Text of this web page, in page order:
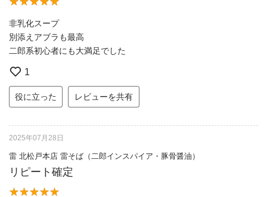
非乳化スープ
別添えアブラも最高
二郎系初心者にも大満足でした
1
役に立った レビューを共有
2025年07月28日
雷 北松戸本店 雷そば（二郎インスパイア・豚骨醤油）
リピート確定